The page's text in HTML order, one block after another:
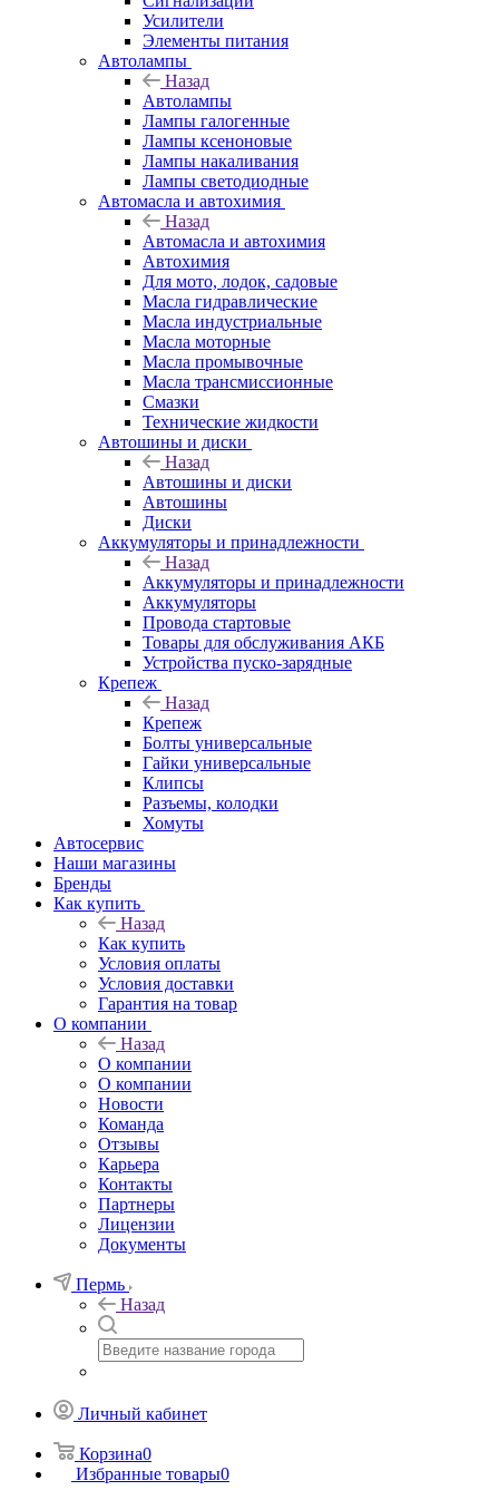
Усилители
Элементы питания
Автолампы
Назад
Автолампы
Лампы галогенные
Лампы ксеноновые
Лампы накаливания
Лампы светодиодные
Автомасла и автохимия
Назад
Автомасла и автохимия
Автохимия
Для мото, лодок, садовые
Масла гидравлические
Масла индустриальные
Масла моторные
Масла промывочные
Масла трансмиссионные
Смазки
Технические жидкости
Автошины и диски
Назад
Автошины и диски
Автошины
Диски
Аккумуляторы и принадлежности
Назад
Аккумуляторы и принадлежности
Аккумуляторы
Провода стартовые
Товары для обслуживания АКБ
Устройства пуско-зарядные
Крепеж
Назад
Крепеж
Болты универсальные
Гайки универсальные
Клипсы
Разъемы, колодки
Хомуты
Автосервис
Наши магазины
Бренды
Как купить
Назад
Как купить
Условия оплаты
Условия доставки
Гарантия на товар
О компании
Назад
О компании
О компании
Новости
Команда
Отзывы
Карьера
Контакты
Партнеры
Лицензии
Документы
Пермь
Назад
Личный кабинет
Корзина0
Избранные товары0